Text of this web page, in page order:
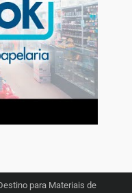
para Materiais de